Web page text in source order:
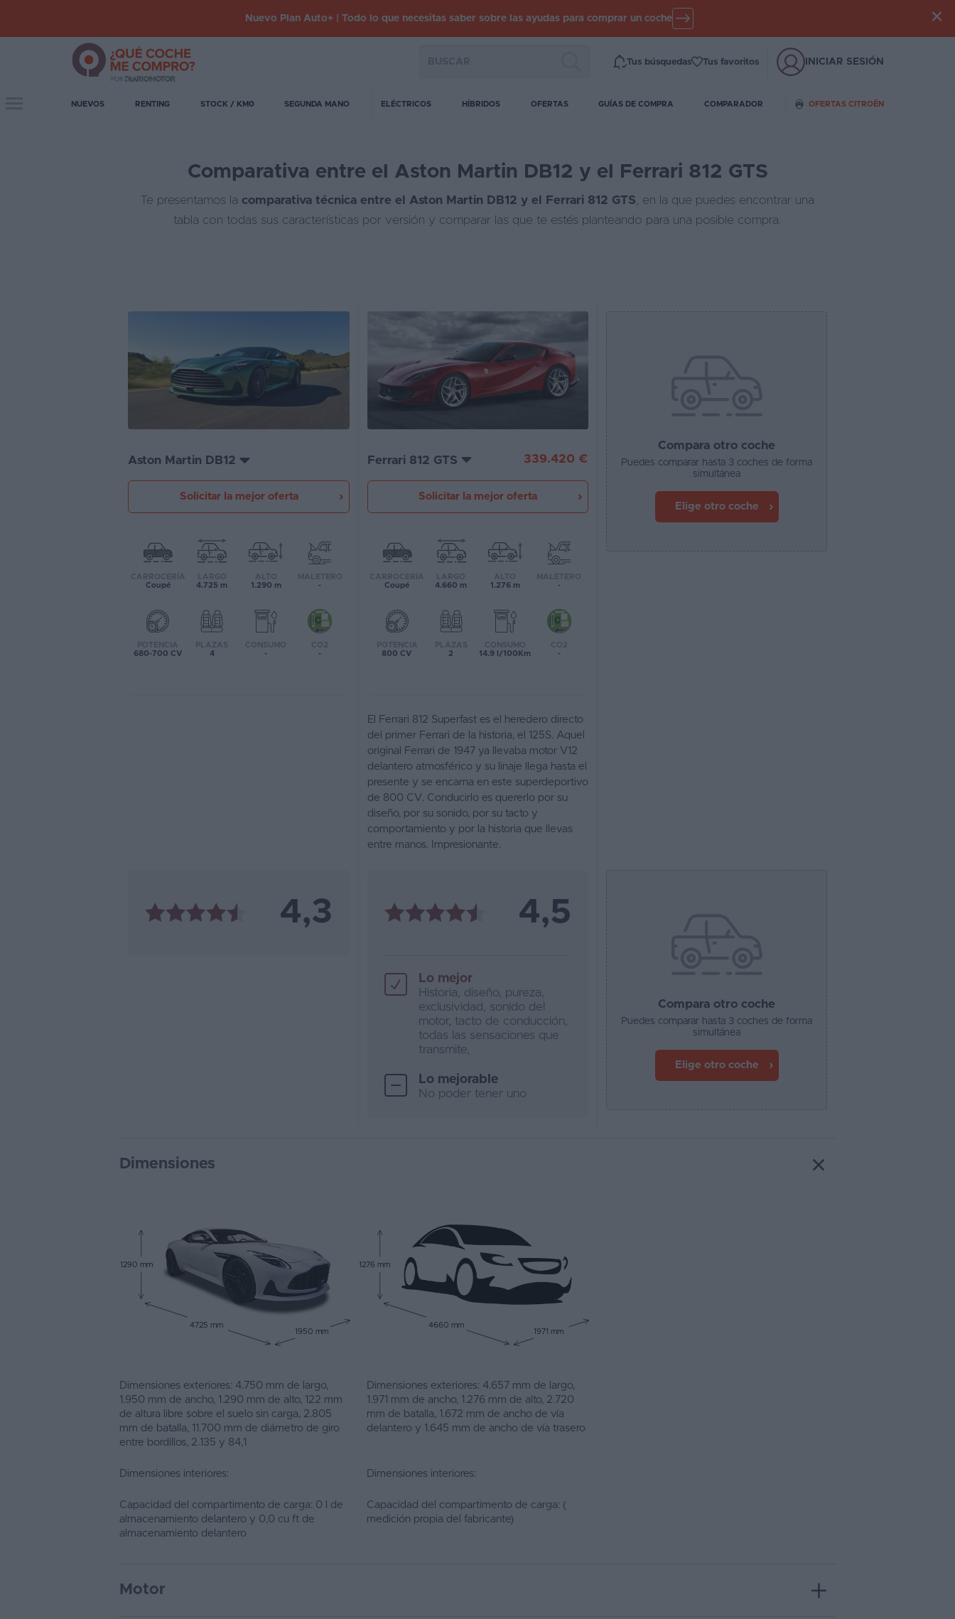
Nuevo Plan Auto+ | Todo lo que necesitas saber sobre las ayudas para comprar un coche
Tus búsquedas Tus favoritos INICIAR SESIÓN
NUEVOS RENTING STOCK / KM0 SEGUNDA MANO ELÉCTRICOS HÍBRIDOS OFERTAS GUÍAS DE COMPRA COMPARADOR OFERTAS CITROËN
Comparativa entre el Aston Martin DB12 y el Ferrari 812 GTS
Te presentamos lacomparativa técnica entre el Aston Martin DB12 y el Ferrari 812 GTS , en la que puedes encontrar una
tabla con todas sus características por versión y comparar las que te estés planteando para una posible compra.
Aston Martin DB12
Solicitar la mejor oferta
CARROCERÍA
Coupé
LARGO
4.725 m
ALTO
1.290 m
MALETERO
-
POTENCIA
680-700 CV
PLAZAS
4
CONSUMO
-
CO2
-
Ferrari 812 GTS 339.420 €
Solicitar la mejor oferta
CARROCERÍA
Coupé
LARGO
4.660 m
ALTO
1.276 m
MALETERO
-
POTENCIA
800 CV
PLAZAS
2
CONSUMO
14.9 l/100Km
CO2
-
Compara otro coche
Puedes comparar hasta 3 coches de forma
simultánea
Elige otro coche
El Ferrari 812 Superfast es el heredero directo
del primer Ferrari de la historia, el 125S. Aquel
original Ferrari de 1947 ya llevaba motor V12
delantero atmosférico y su linaje llega hasta el
presente y se encarna en este superdeportivo
de 800 CV. Conducirlo es quererlo por su
diseño, por su sonido, por su tacto y
comportamiento y por la historia que llevas
entre manos. Impresionante.
4,3 4,5
Lo mejor
Historia, diseño, pureza,
exclusividad, sonido del
motor, tacto de conducción,
todas las sensaciones que
transmite,
Lo mejorable
No poder tener uno
Compara otro coche
Puedes comparar hasta 3 coches de forma
simultánea
Elige otro coche
Dimensiones
1290 mm
4725 mm
1950 mm
1276 mm
4660 mm
1971 mm
Dimensiones exteriores: 4.750 mm de largo,
1.950 mm de ancho, 1.290 mm de alto, 122 mm
de altura libre sobre el suelo sin carga, 2.805
mm de batalla, 11.700 mm de diámetro de giro
entre bordillos, 2.135 y 84,1
Dimensiones exteriores: 4.657 mm de largo,
1.971 mm de ancho, 1.276 mm de alto, 2.720
mm de batalla, 1.672 mm de ancho de vía
delantero y 1.645 mm de ancho de vía trasero
Dimensiones interiores: Dimensiones interiores:
Capacidad del compartimento de carga: 0 l de
almacenamiento delantero y 0,0 cu ft de
almacenamiento delantero
Capacidad del compartimento de carga: (
medición propia del fabricante)
Motor